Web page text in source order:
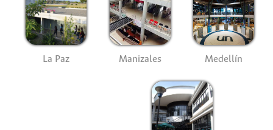
La Paz Manizales Medellín